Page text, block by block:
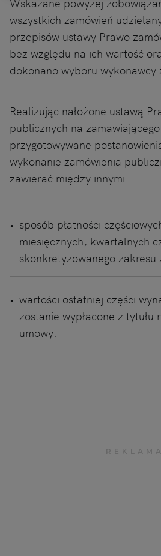
wszystkich zamówień
przepisów ustawy Prawo
bez względu na ich wartość
dokonano wyboru wykonawcy
Realizując nałożone ustawą
publicznych na
przygotowywane
wykonanie zamówienia
zawierać między innymi:
sposób płatności
miesięcznych, kwartalnych
skonkretyzowanego zakresu
wartości ostatniej części
zostanie wypłacone z
umowy.